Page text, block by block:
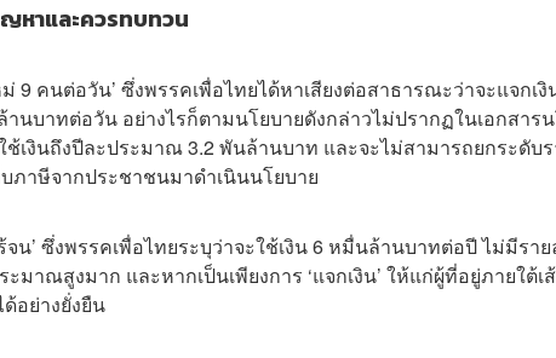
หาและควรทบทวน
ม่ 9 คนต่อวัน’ ซึ่งพรรคเพื่อไทยได้หาเสียงต่อสาธารณะว่าจะแจกเ
านบาทต่อวัน อย่างไรก็ตามนโยบายดังกล่าวไม่ปรากฏในเอกสาร
ช้เงินถึงปีละประมาณ 3.2 พันล้านบาท และจะไม่สามารถยกระดับ
บภาษีจากประชาชนมาดำเนินนโยบาย
จน’ ซึ่งพรรคเพื่อไทยระบุว่าจะใช้เงิน 6 หมื่นล้านบาทต่อปี ไม่มีราย
ะมาณสูงมาก และหากเป็นเพียงการ ‘แจกเงิน’ ให้แก่ผู้ที่อยู่ภายใต้
อย่างยั่งยืน